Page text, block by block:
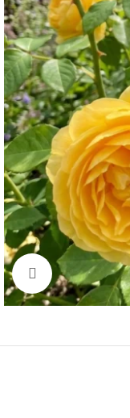
Click to enlarge